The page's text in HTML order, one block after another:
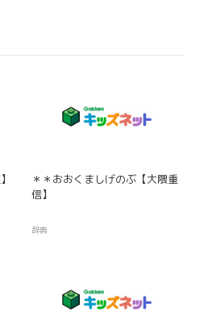
＊＊おおくましげのぶ【大隈重
信】
辞典